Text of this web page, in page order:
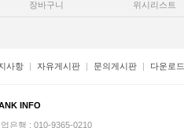
장바구니 위시리스트
사항 자유게시판 문의게시판 다운로드
INFO
업은행 : 010-9365-0210